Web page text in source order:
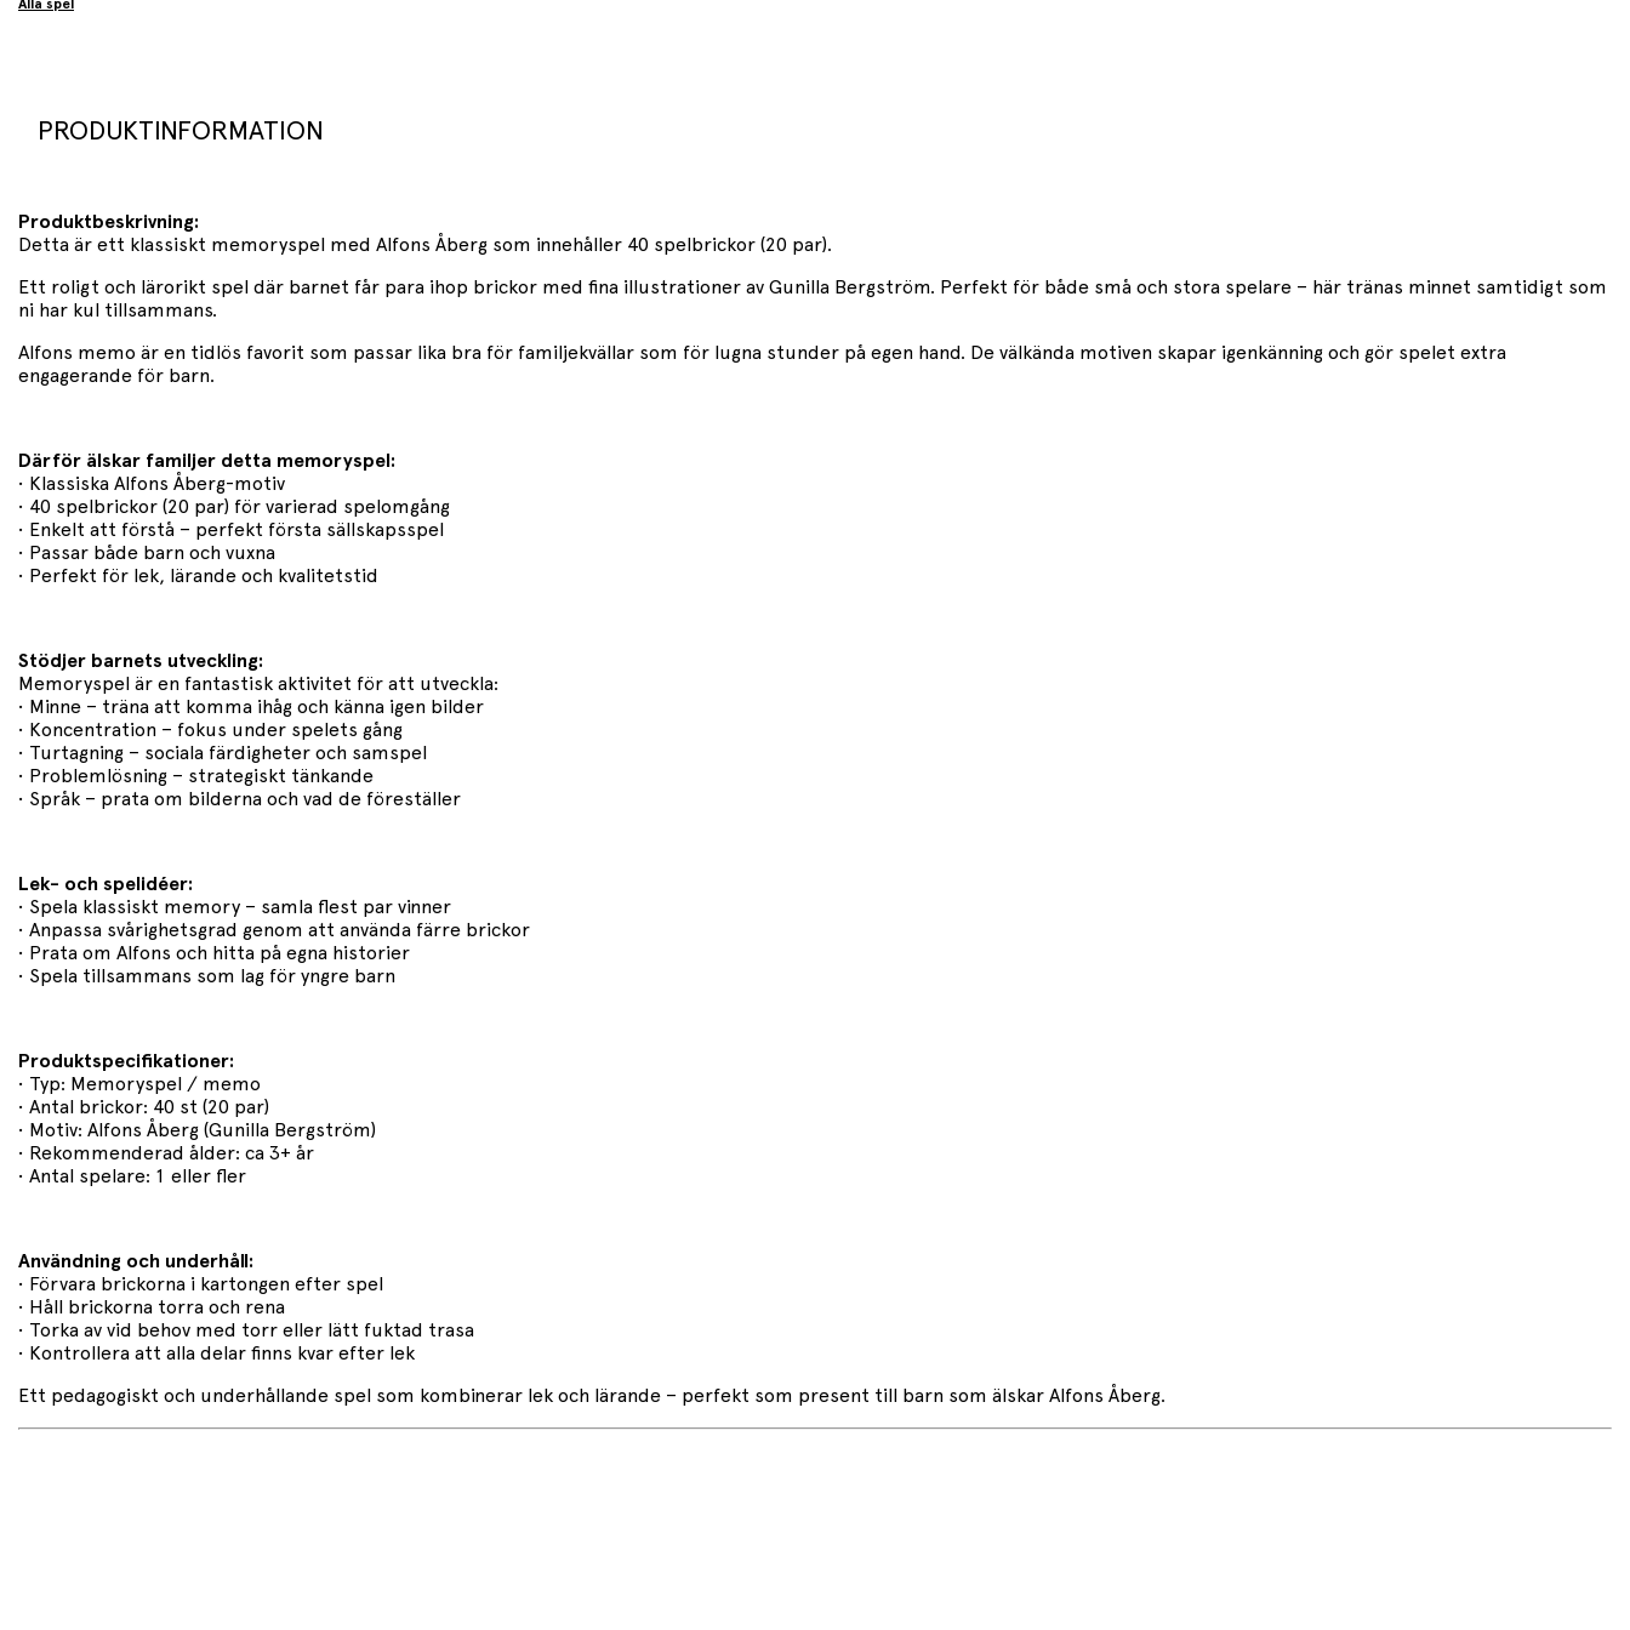
Alla spel
PRODUKTINFORMATION
Produktbeskrivning:
Detta är ett klassiskt memoryspel med Alfons Åberg som innehåller 40 spelbrickor (20 par).
Ett roligt och lärorikt spel där barnet får para ihop brickor med fina illustrationer av Gunilla Bergström. Perfekt för både små och stora spelare – här tränas minnet samtidigt som
ni har kul tillsammans.
Alfons memo är en tidlös favorit som passar lika bra för familjekvällar som för lugna stunder på egen hand. De välkända motiven skapar igenkänning och gör spelet extra
engagerande för barn.
Därför älskar familjer detta memoryspel:
• Klassiska Alfons Åberg-motiv
• 40 spelbrickor (20 par) för varierad spelomgång
• Enkelt att förstå – perfekt första sällskapsspel
• Passar både barn och vuxna
• Perfekt för lek, lärande och kvalitetstid
Stödjer barnets utveckling:
Memoryspel är en fantastisk aktivitet för att utveckla:
• Minne – träna att komma ihåg och känna igen bilder
• Koncentration – fokus under spelets gång
• Turtagning – sociala färdigheter och samspel
• Problemlösning – strategiskt tänkande
• Språk – prata om bilderna och vad de föreställer
Lek- och spelidéer:
• Spela klassiskt memory – samla flest par vinner
• Anpassa svårighetsgrad genom att använda färre brickor
• Prata om Alfons och hitta på egna historier
• Spela tillsammans som lag för yngre barn
Produktspecifikationer:
• Typ: Memoryspel / memo
• Antal brickor: 40 st (20 par)
• Motiv: Alfons Åberg (Gunilla Bergström)
• Rekommenderad ålder: ca 3+ år
• Antal spelare: 1 eller fler
Användning och underhåll:
• Förvara brickorna i kartongen efter spel
• Håll brickorna torra och rena
• Torka av vid behov med torr eller lätt fuktad trasa
• Kontrollera att alla delar finns kvar efter lek
Ett pedagogiskt och underhållande spel som kombinerar lek och lärande – perfekt som present till barn som älskar Alfons Åberg.